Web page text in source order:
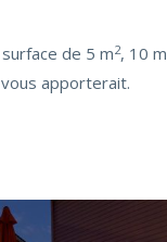
de 5 m2, 10 m
apporterait.